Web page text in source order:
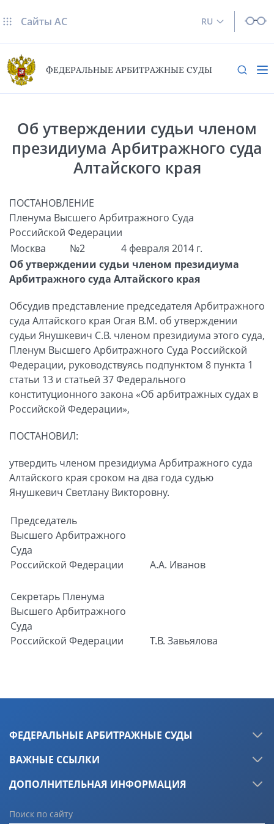
RU
Сайты AC
ФЕДЕРАЛЬНЫЕ АРБИТРАЖНЫЕ СУДЫ
Об утверждении судьи членом
президиума Арбитражного суда
Алтайского края
ПОСТАНОВЛЕНИЕ
Пленума Высшего Арбитражного Суда
Российской Федерации
Москва
№2
4 февраля 2014 г.
Об утверждении судьи членом президиума
Арбитражного суда Алтайского края
Обсудив представление председателя Арбитражного
суда Алтайского края Огая В.М. об утверждении
судьи Янушкевич С.В. членом президиума этого суда,
Пленум Высшего Арбитражного Суда Российской
Федерации, руководствуясь подпунктом 8 пункта 1
статьи 13 и статьей 37 Федерального
конституционного закона «Об арбитражных судах в
Российской Федерации»,
ПОСТАНОВИЛ:
утвердить членом президиума Арбитражного суда
Алтайского края сроком на два года судью
Янушкевич Светлану Викторовну.
Председатель
Высшего Арбитражного
Суда
Российской Федерации
А.А. Иванов
Секретарь Пленума
Высшего Арбитражного
Суда
Российской Федерации
Т.В. Завьялова
ФЕДЕРАЛЬНЫЕ АРБИТРАЖНЫЕ СУДЫ
ВАЖНЫЕ ССЫЛКИ
ДОПОЛНИТЕЛЬНАЯ ИНФОРМАЦИЯ
Поиск по сайту